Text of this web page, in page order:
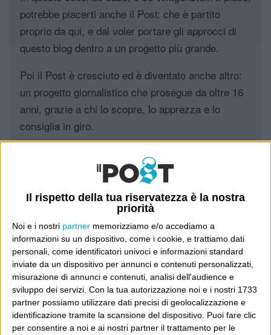
Il rispetto della tua riservatezza è la nostra
priorità
Noi e i nostri partner memorizziamo e/o accediamo a
informazioni su un dispositivo, come i cookie, e trattiamo dati
personali, come identificatori univoci e informazioni standard
inviate da un dispositivo per annunci e contenuti personalizzati,
misurazione di annunci e contenuti, analisi dell'audience e
sviluppo dei servizi. Con la tua autorizzazione noi e i nostri 1733
partner possiamo utilizzare dati precisi di geolocalizzazione e
identificazione tramite la scansione del dispositivo. Puoi fare clic
per consentire a noi e ai nostri partner il trattamento per le
potrebbe piacerti anche il Post: che è partito
proprio da qui, e dal voler portare gli approcci di
questo blog dentro a un progetto più grande.
Poi il Post è cresciuto ed è diventato anche altro:
un progetto giornalistico che prosegue da oltre 16
anni, grazie a chi lo scopre, lo apprezza e lo
consiglia in giro.
Leggi il Post, magari ti piace
Luca Sofri Wittgenstein
POST PRECEDENTE
Onèr
POST SUCCESSIVO
This is my country/3